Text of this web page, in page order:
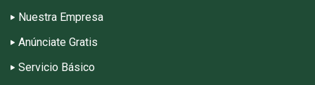
Nuestra Empresa
Anúnciate Gratis
Servicio Básico